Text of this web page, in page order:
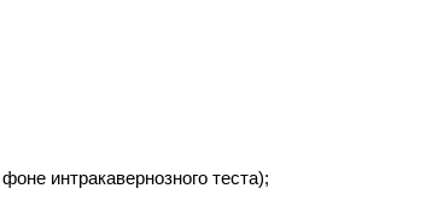
интракавернозного теста);